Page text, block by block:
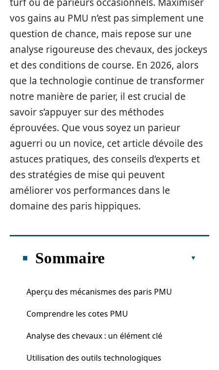
vos gains au PMU n’est pas simplement une
question de chance, mais repose sur une
analyse rigoureuse des chevaux, des jockeys
et des conditions de course. En 2026, alors
que la technologie continue de transformer
notre manière de parier, il est crucial de
savoir s’appuyer sur des méthodes
éprouvées. Que vous soyez un parieur
aguerri ou un novice, cet article dévoile des
astuces pratiques, des conseils d’experts et
des stratégies de mise qui peuvent
améliorer vos performances dans le
domaine des paris hippiques.
Sommaire
Aperçu des mécanismes des paris PMU
Comprendre les cotes PMU
Analyse des chevaux : un élément clé
Utilisation des outils technologiques